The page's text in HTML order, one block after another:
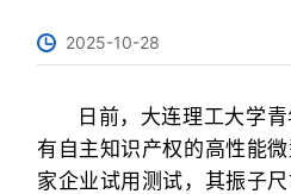
2025-10-28
日前，大连理工大学
有自主知识产权的高性能
家企业试用测试，其振子